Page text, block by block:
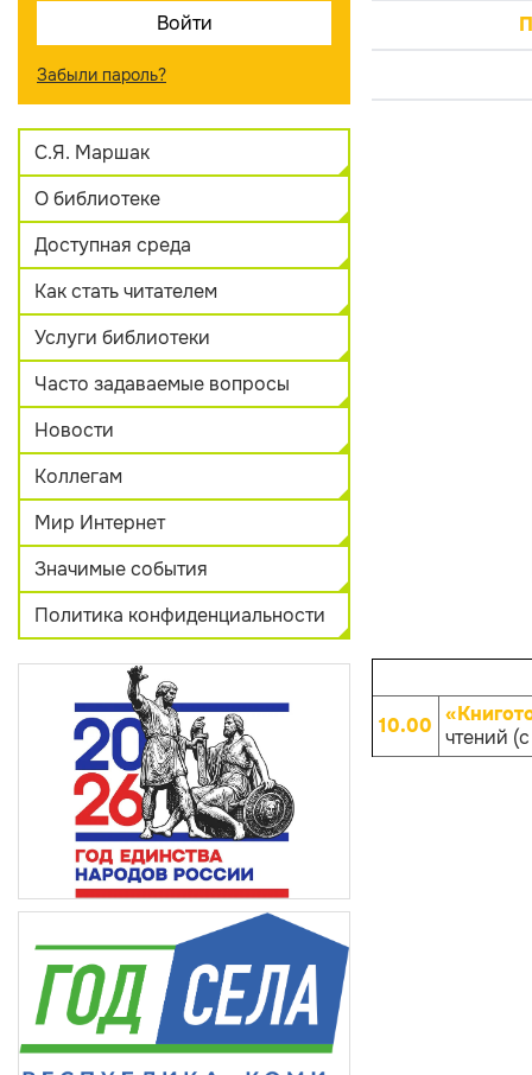
Забыли пароль?
С.Я. Маршак
О библиотеке
Доступная среда
Как стать читателем
Услуги библиотеки
Часто задаваемые вопросы
Новости
Коллегам
Мир Интернет
Значимые события
Политика конфиденциальности
10.00 чтений